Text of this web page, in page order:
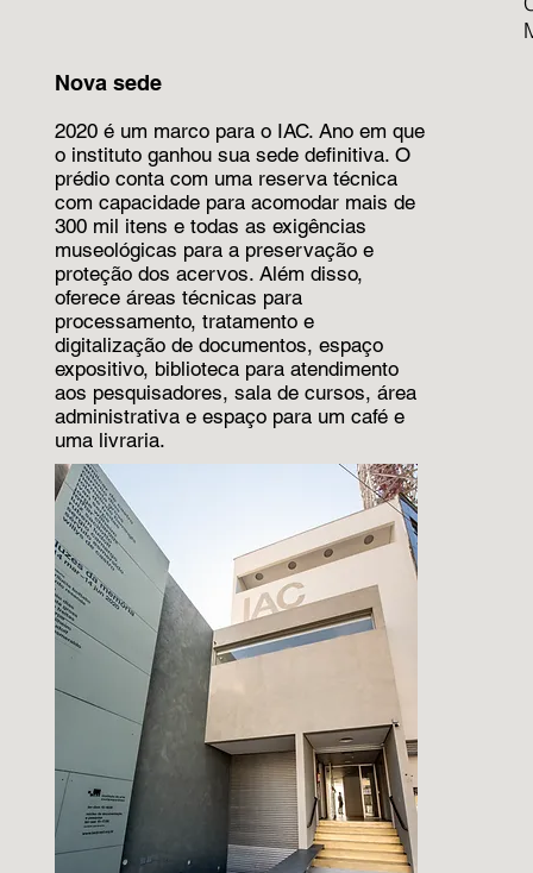
Nova sede
2020 é um marco para o IAC. Ano em que
o instituto ganhou sua sede definitiva. O
prédio conta com uma reserva técnica
com capacidade para acomodar mais de
300 mil itens e todas as exigências
museológicas para a preservação e
proteção dos acervos. Além disso,
oferece áreas técnicas para
processamento, tratamento e
digitalização de documentos, espaço
expositivo, biblioteca para atendimento
aos pesquisadores, sala de cursos, área
administrativa e espaço para um café e
uma livraria.